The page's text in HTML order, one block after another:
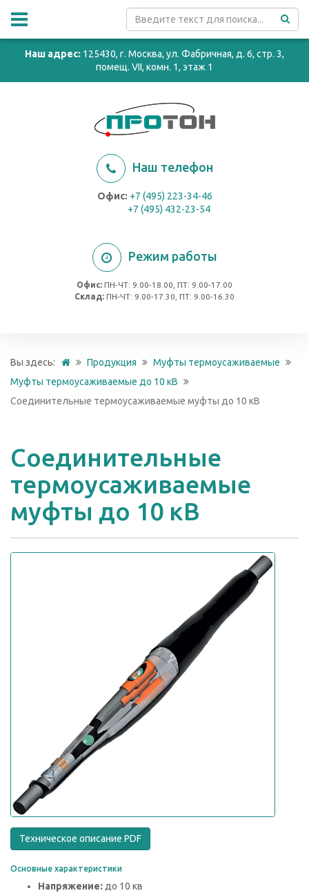
Наш адрес: 125430, г. Москва, ул. Фабричная, д. 6, стр. 3,
помещ. VII, комн. 1, этаж 1
Наш телефон
Офис: +7 (495) 223-34-46
+7 (495) 432-23-54
Режим работы
Офис: ПН-ЧТ: 9.00-18.00, ПТ: 9.00-17.00
Cклад: ПН-ЧТ: 9.00-17.30, ПТ: 9.00-16.30
Вы здесь: Продукция
Муфты термоусаживаемые
Муфты термоусаживаемые до 10 кВ
Соединительные термоусаживаемые муфты до 10 кВ
Соединительные
термоусаживаемые
муфты до 10 кВ
Техническое описание PDF
Основные характеристики
Напряжение: до 10 кв